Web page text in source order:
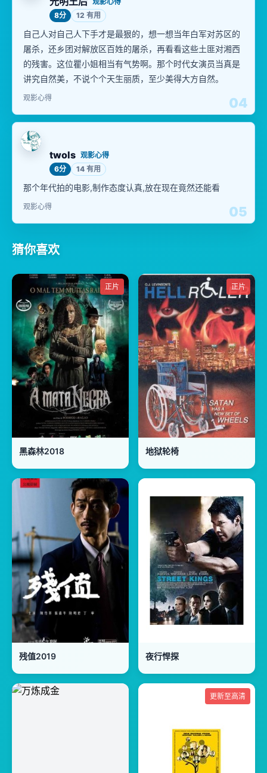
04
8分
12 有用
自己人对自己人下手才是最狠的，想一想当年白军对苏区的
屠杀，还乡团对解放区百姓的屠杀，再看看这些土匪对湘西
的残害。这位瞿小姐相当有气势啊。那个时代女演员当真是
讲究自然美，不说个个天生丽质，至少美得大方自然。
观影心得
05
twols 观影心得
6分
14 有用
那个年代拍的电影,制作态度认真,放在现在竟然还能看
观影心得
猜你喜欢
正片
黑森林2018
正片
地狱轮椅
残值2019 夜行悍探
更新至高清